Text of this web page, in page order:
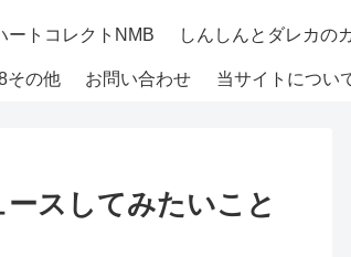
ートコレクトNMB しんしんとダレカの
その他 お問い合わせ 当サイトについ
スしてみたいこと